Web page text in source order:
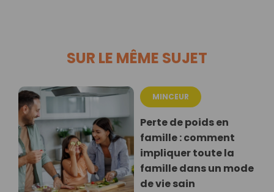
SUR LE MÊME SUJET
MINCEUR
Perte de poids en
famille : comment
impliquer toute la
famille dans un mode
de vie sain